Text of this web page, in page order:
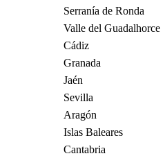
Serranía de Ronda
Valle del Guadalhorce
Cádiz
Granada
Jaén
Sevilla
Aragón
Islas Baleares
Cantabria